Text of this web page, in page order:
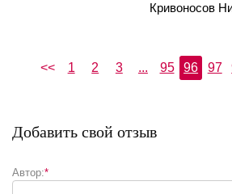
Кривоносов
<< 1 2 3 ... 95 96 97
Добавить свой отзыв
Автор:*